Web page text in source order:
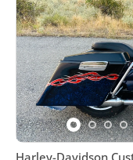
Harley-Davidson